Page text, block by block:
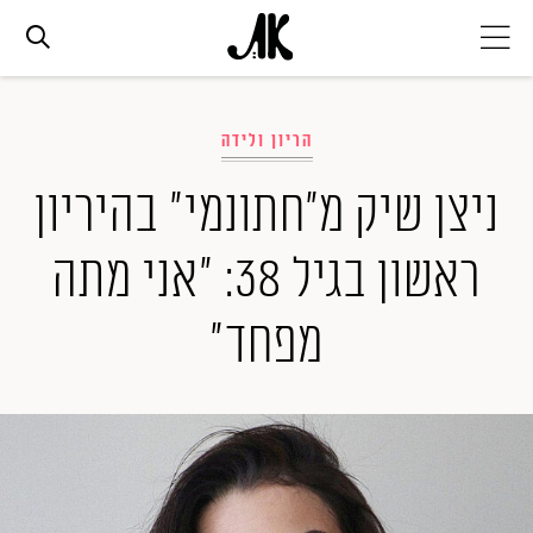
אופנה
ביוטי
סלבס
ערוצים נוספים
המגזין
הריון ולידה
ניצן שיק מ"חתונמי" בהיריון
ראשון בגיל 38: "אני מתה
מפחד"